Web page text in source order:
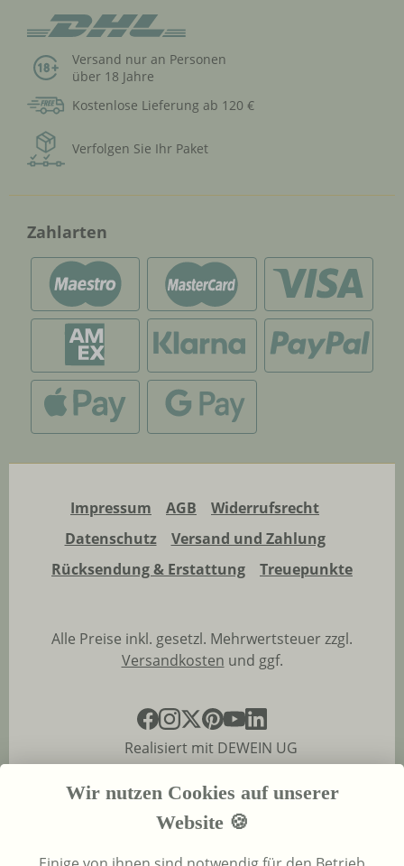
Versand nur an Personen
über 18 Jahre
Kostenlose Lieferung ab 120 €
Verfolgen Sie Ihr Paket
Zahlarten
Impressum AGB
Widerrufsrecht
Datenschutz
Versand und Zahlung
Rücksendung & Erstattung
Treuepunkte
Alle Preise inkl. gesetzl. Mehrwertsteuer zzgl.
Versandkosten und ggf.
Realisiert mit DEWEIN UG
Wir nutzen Cookies auf unserer
Website 🍪